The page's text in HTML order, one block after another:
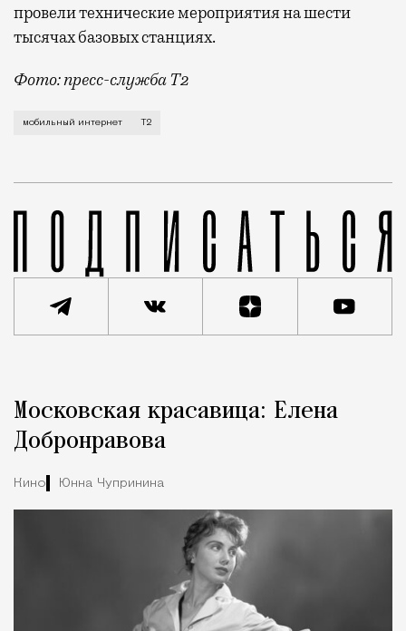
провели технические мероприятия на шести
тысячах базовых станциях.
Фото: пресс-служба Т2
Мобильный оператор Т2 завершил работы по
мобильный интернет Т2
Город
Московская красавица: Елена
Добронравова
Кино Юнна Чупринина